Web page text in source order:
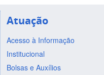
Atuação
Acesso à Informação
Institucional
Bolsas e Auxílios